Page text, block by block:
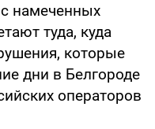
намеченных
туда, куда
которые
дни в Белгороде
операторов